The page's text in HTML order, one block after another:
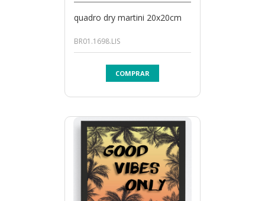
quadro dry martini 20x20cm
BR01.1698.LIS
COMPRAR